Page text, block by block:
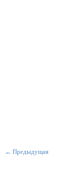
← Предыдущая